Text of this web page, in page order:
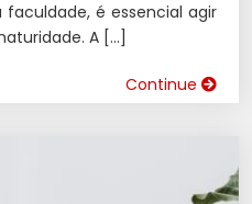
é essencial agir
A […]
Continue